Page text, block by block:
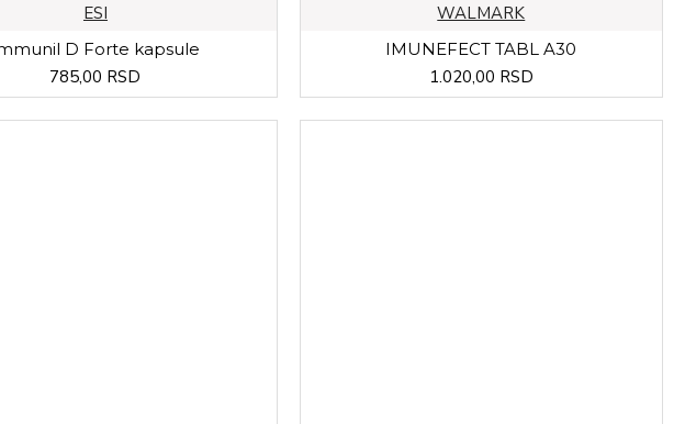
ESI
D Forte kapsule
785,00 RSD
WALMARK
IMUNEFECT TABL A30
1.020,00 RSD